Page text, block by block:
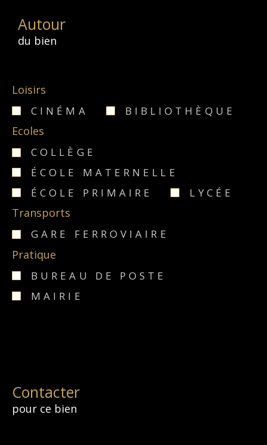
Autour
du bien
Loisirs
CINÉMA BIBLIOTHÈQUE
Ecoles
COLLÈGE
ÉCOLE MATERNELLE
ÉCOLE PRIMAIRE
LYCÉE
Transports
GARE FERROVIAIRE
Pratique
BUREAU DE POSTE
MAIRIE
Contacter
pour ce bien